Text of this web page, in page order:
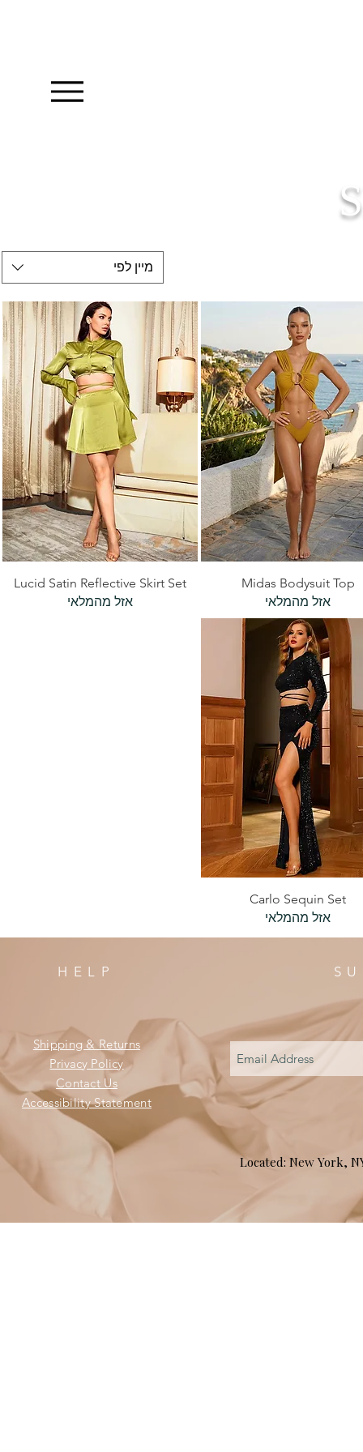
מיין לפי
תצוגה מהירה
Midas Bodysuit Top
אזל מהמלאי
תצוגה מהירה
Lucid Satin Reflective Skirt Set
אזל מהמלאי
תצוגה מהירה
Carlo Sequin Set
אזל מהמלאי
HELP
Shipping & Returns
Privacy Policy
Contact Us
Accessibility Statement
Located: New York,